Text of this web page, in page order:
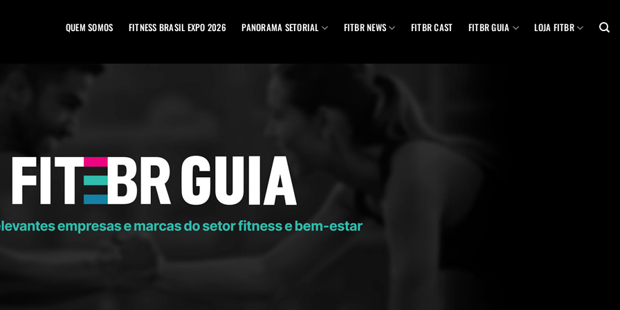
QUEM SOMOS FITNESS BRASIL EXPO 2026 PANORAMA SETORIAL FITBR NEWS FITBR CAST FITBR GUIA LOJA FITBR